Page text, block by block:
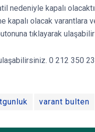
nedeniyle kapalı
kapalı olacak varantlara
tıklayarak
0 212 350
varant bulten